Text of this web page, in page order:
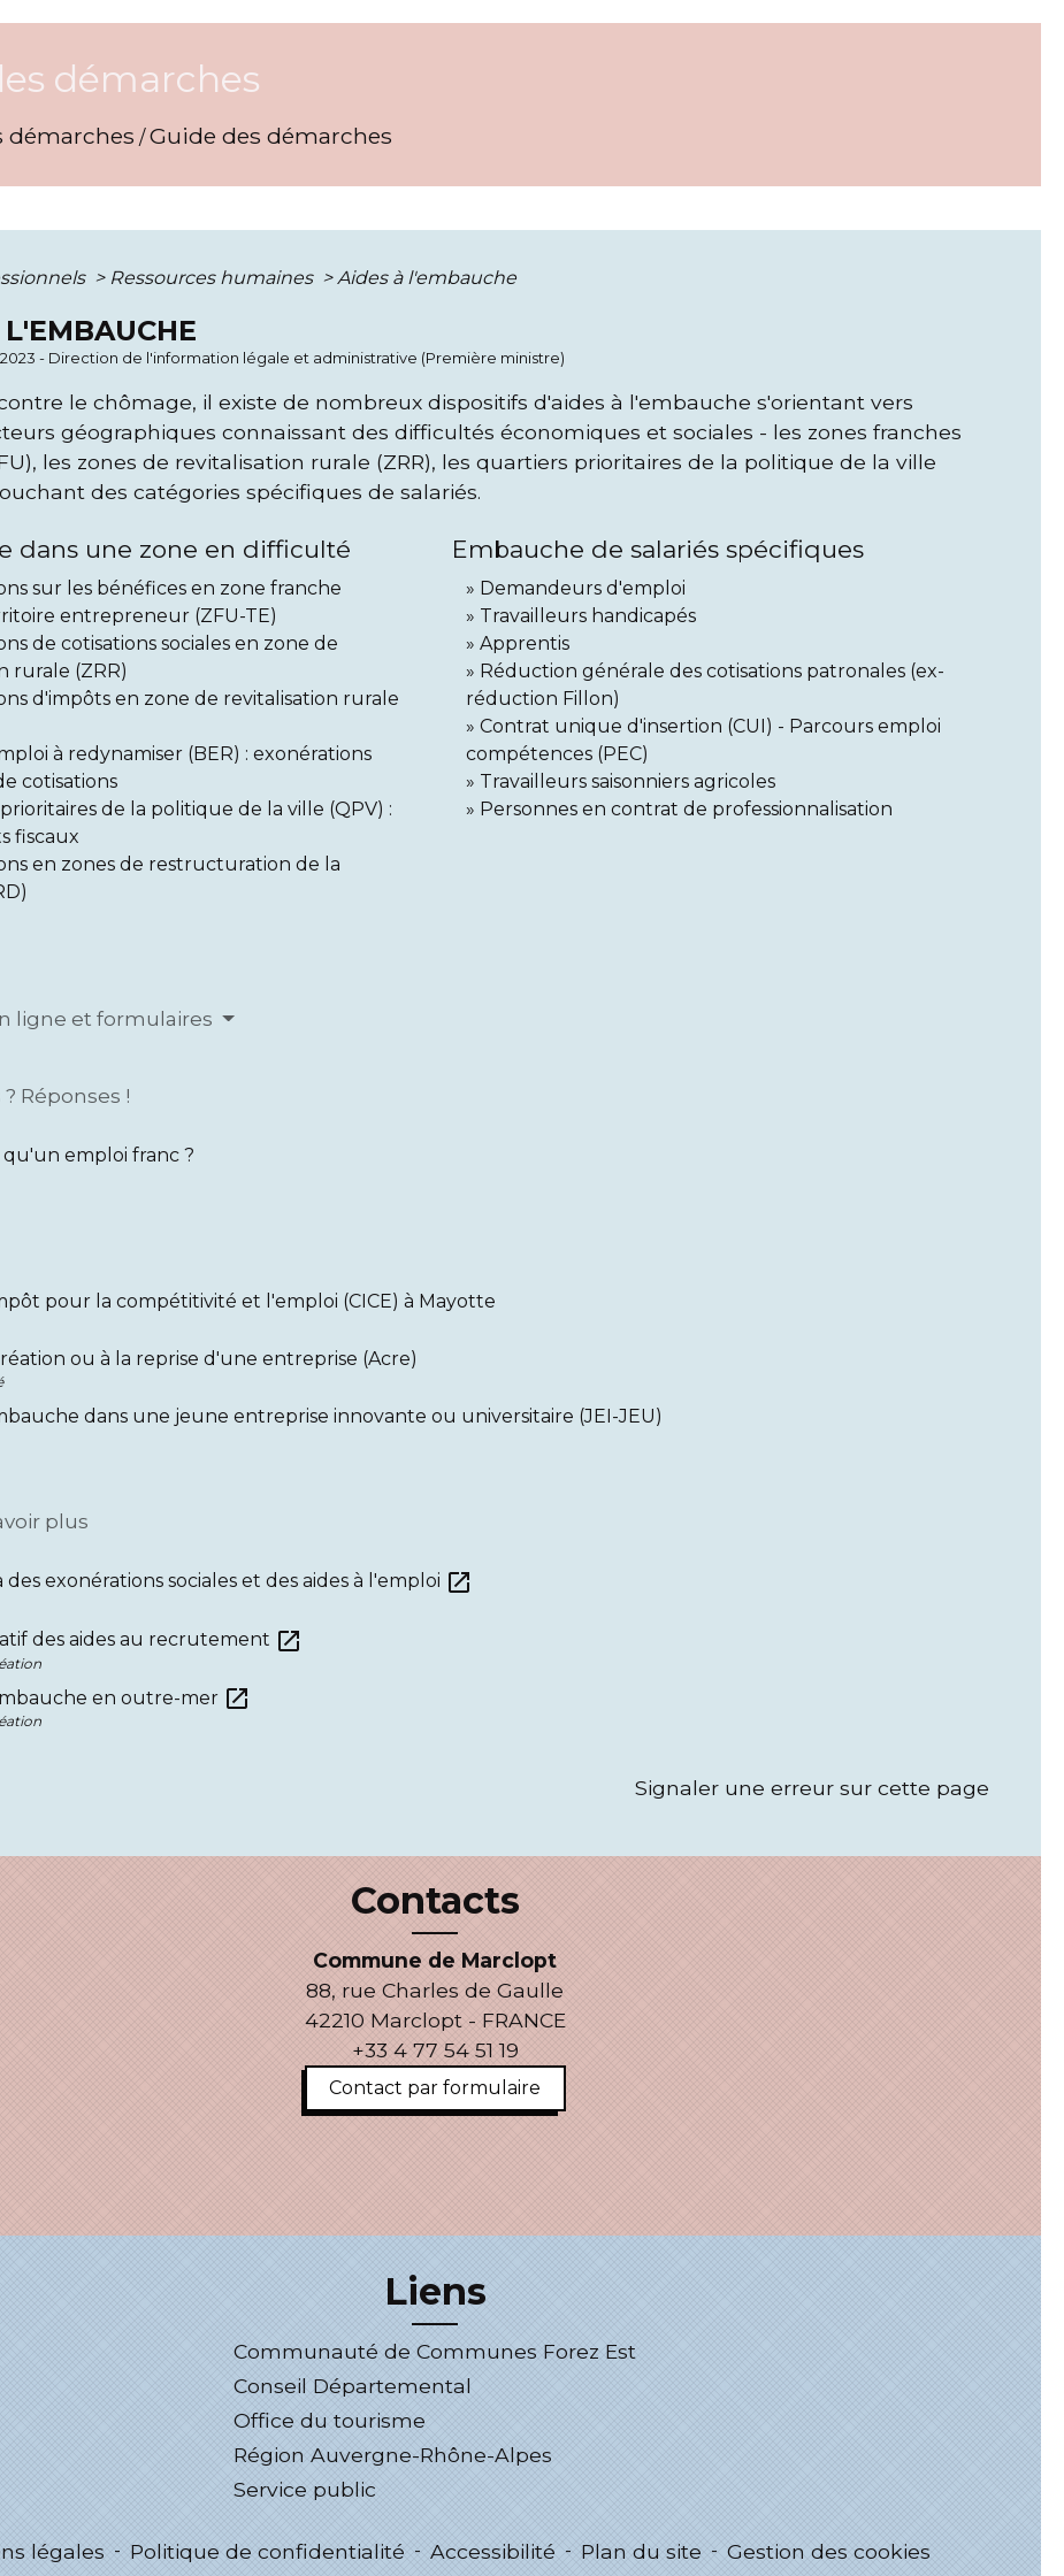
démarches
démarches /Guide des démarches
> Ressources humaines > Aides à l'embauche
- Direction de l'information légale et administrative (Première ministre)
le chômage, il existe de nombreux dispositifs d'aides à l'embauche s'orientant vers
géographiques connaissant des difficultés économiques et sociales - les zones franches
les zones de revitalisation rurale (ZRR), les quartiers prioritaires de la politique de la ville
des catégories spécifiques de salariés.
dans une zone en difficulté
sur les bénéfices en zone franche
entrepreneur (ZFU-TE)
de cotisations sociales en zone de
rurale (ZRR)
d'impôts en zone de revitalisation rurale
à redynamiser (BER) : exonérations
cotisations
de la politique de la ville (QPV) :
fiscaux
en zones de restructuration de la
Embauche de salariés spécifiques
Demandeurs d'emploi
Travailleurs handicapés
Apprentis
Réduction générale des cotisations patronales (ex-
réduction Fillon)
Contrat unique d'insertion (CUI) - Parcours emploi
compétences (PEC)
Travailleurs saisonniers agricoles
Personnes en contrat de professionnalisation
ligne et formulaires
Réponses !
emploi franc ?
pour la compétitivité et l'emploi (CICE) à Mayotte
ou à la reprise d'une entreprise (Acre)
dans une jeune entreprise innovante ou universitaire (JEI-JEU)
plus
des exonérations sociales et des aides à l'emploi open_in_new
des aides au recrutement open_in_new
en outre-mer open_in_new
Signaler une erreur sur cette page
Contacts
Commune de Marclopt
88, rue Charles de Gaulle
42210 Marclopt - FRANCE
+33 4 77 54 51 19
Contact par formulaire
Liens
Communauté de Communes Forez Est
Conseil Départemental
Office du tourisme
Région Auvergne-Rhône-Alpes
Service public
légales - Politique de confidentialité - Accessibilité - Plan du site - Gestion des cookies